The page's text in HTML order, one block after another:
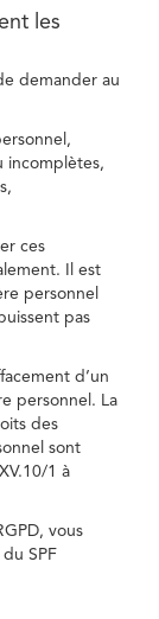
les
demander au
incomplètes,
ces
Il est
personnel
pas
d’un
personnel. La
des
sont
1 à
vous
SPF